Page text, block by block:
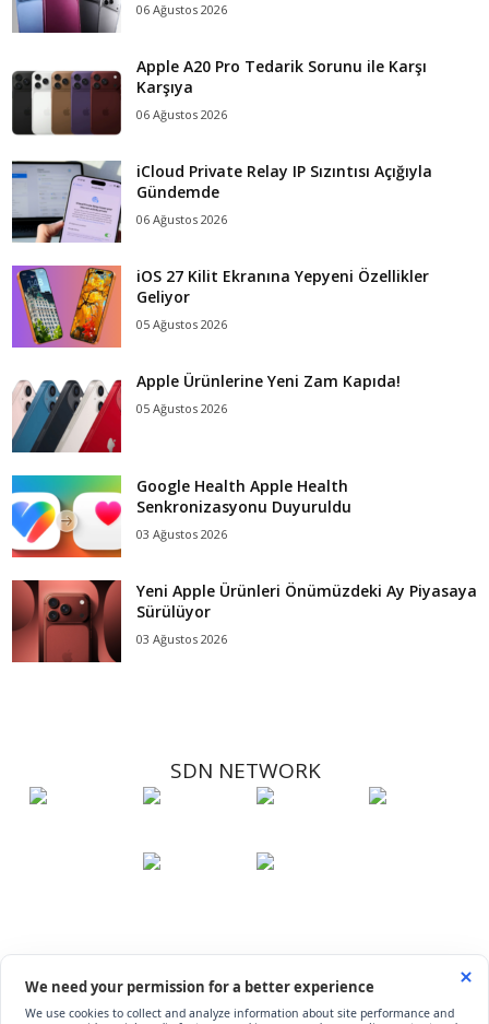
06 Ağustos 2026
Apple A20 Pro Tedarik Sorunu ile Karşı
Karşıya
06 Ağustos 2026
iCloud Private Relay IP Sızıntısı Açığıyla
Gündemde
06 Ağustos 2026
iOS 27 Kilit Ekranına Yepyeni Özellikler
Geliyor
05 Ağustos 2026
Apple Ürünlerine Yeni Zam Kapıda!
05 Ağustos 2026
Google Health Apple Health
Senkronizasyonu Duyuruldu
03 Ağustos 2026
Yeni Apple Ürünleri Önümüzdeki Ay Piyasaya
Sürülüyor
03 Ağustos 2026
SDN NETWORK